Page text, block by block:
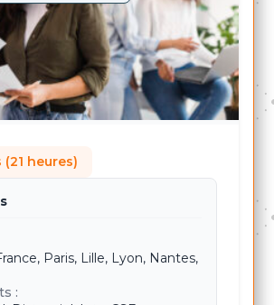
heures)
Paris, Lille, Lyon, Nantes,
: